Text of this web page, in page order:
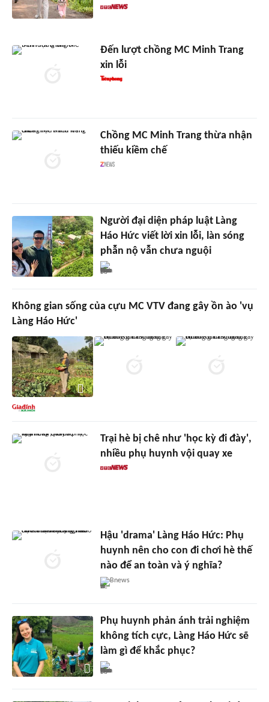
Đến lượt chồng MC Minh Trang
xin lỗi
Chồng MC Minh Trang thừa nhận
thiếu kiềm chế
Người đại diện pháp luật Làng
Háo Hức viết lời xin lỗi, làn sóng
phẫn nộ vẫn chưa nguội
Không gian sống của cựu MC VTV đang gây ồn ào 'vụ
Làng Háo Hức'
Trại hè bị chê như 'học kỳ đi đày',
nhiều phụ huynh vội quay xe
Hậu 'drama' Làng Háo Hức: Phụ
huynh nên cho con đi chơi hè thế
nào để an toàn và ý nghĩa?
Bnews
Phụ huynh phản ánh trải nghiệm
không tích cực, Làng Háo Hức sẽ
làm gì để khắc phục?